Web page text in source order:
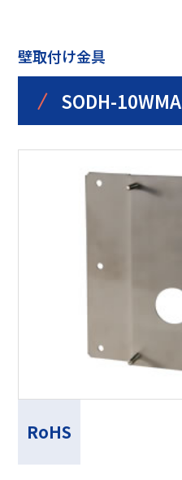
壁取付け金具
/ SODH-10WMA
RoHS